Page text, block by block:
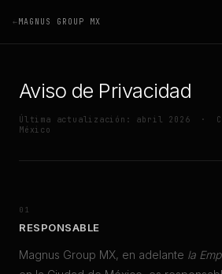
←MAGNUS GROUP MX
Aviso de Privacidad
Última actualización: abril 2026 ·
México
01
RESPONSABLE
Magnus Group MX, en adelante la
Inicio Sitemap